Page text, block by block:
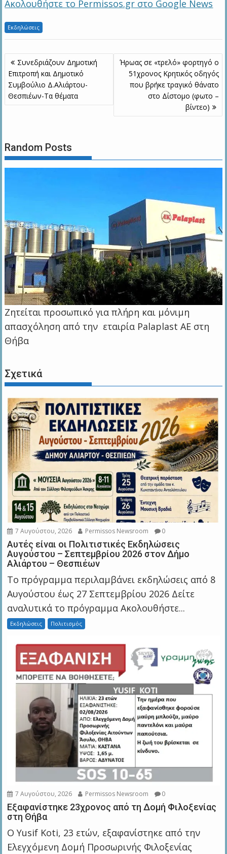
Ακολουθήστε το Permissos.gr στο Google News
Εκδηλώσεις
Πλοήγηση
άρθρων
Συνεδριάζουν Δημοτική
Επιτροπή και Δημοτικό
Συμβούλιο Δ.Αλιάρτου-
Θεσπιέων-Τα θέματα
Ήρωας σε «τρελό» φορτηγό ο
51χρονος Κρητικός οδηγός
που βρήκε τραγικό θάνατο
στο Δίστομο (φωτο –
βίντεο)
Random Posts
Ζητείται προσωπικό για πλήρη και μόνιμη
απασχόληση από την εταιρία Palaplast AE στη
Θήβα
Σχετικά
7 Αυγούστου, 2026 Permissos Newsroom 0
Αυτές είναι οι Πολιτιστικές Εκδηλώσεις
Αυγούστου – Σεπτεμβρίου 2026 στον Δήμο
Αλιάρτου – Θεσπιέων
Το πρόγραμμα περιλαμβάνει εκδηλώσεις από 8
Αυγούστου έως 27 Σεπτεμβρίου 2026 Δείτε
αναλυτικά το πρόγραμμα Ακολουθήστε...
Εκδηλώσεις Πολιτισμός
7 Αυγούστου, 2026 Permissos Newsroom 0
Εξαφανίστηκε 23χρονος από τη Δομή Φιλοξενίας
στη Θήβα
Ο Yusif Koti, 23 ετών, εξαφανίστηκε από την
Ελεγχόμενη Δομή Προσωρινής Φιλοξενίας